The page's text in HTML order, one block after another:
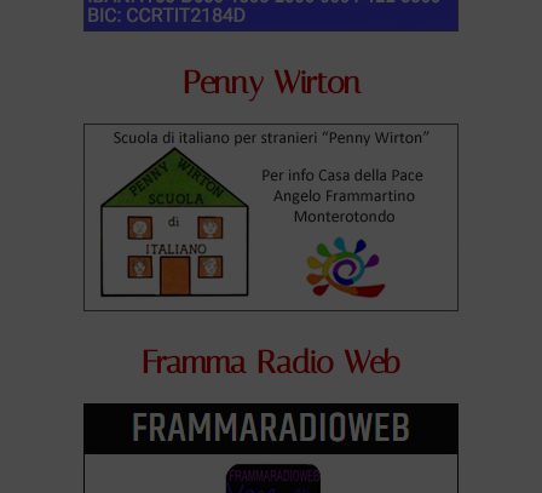
Penny Wirton
Framma Radio Web